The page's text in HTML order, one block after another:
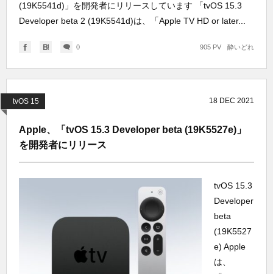
(19K5541d)」を開発者にリリースしています 「tvOS 15.3
Developer beta 2 (19K5541d)は、「Apple TV HD or later...
0 酔いどれ
905 PV
tvOS 15 18 DEC 2021
Apple、「tvOS 15.3 Developer beta (19K5527e)」
を開発者にリリース
tvOS 15.3
Developer
beta
(19K5527
e) Apple
は、